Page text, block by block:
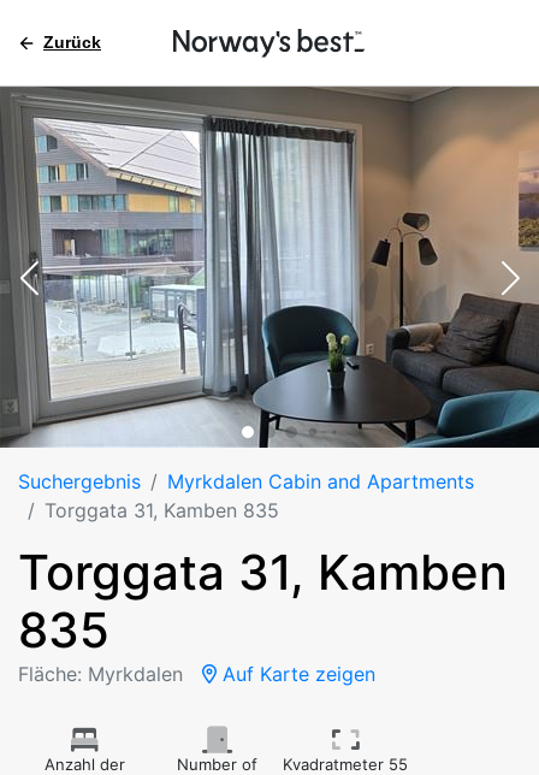
Zurück
Suchergebnis
Myrkdalen Cabin and Apartments
Torggata 31, Kamben 835
Torggata 31, Kamben
835
Fläche: Myrkdalen Auf Karte zeigen
Anzahl der
Number of
Kvadratmeter 55